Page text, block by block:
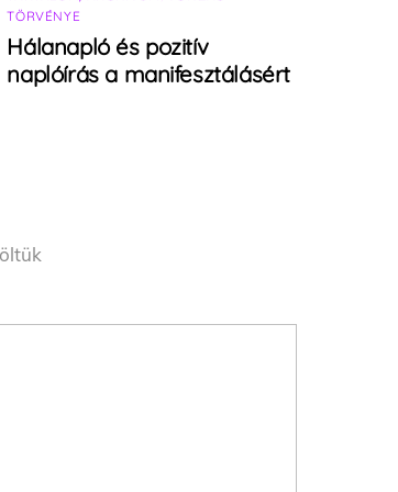
TÖRVÉNYE
Hálanapló és pozitív
naplóírás a manifesztálásért